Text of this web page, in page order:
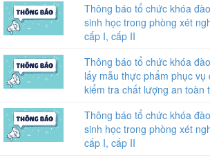
Thông báo tổ chức khóa
sinh học trong phòng xét
cấp I, cấp II
Thông báo tổ chức khóa
lấy mẫu thực phẩm phục vụ
kiểm tra chất lượng an toàn
Thông báo tổ chức khóa
sinh học trong phòng xét
cấp I, cấp II